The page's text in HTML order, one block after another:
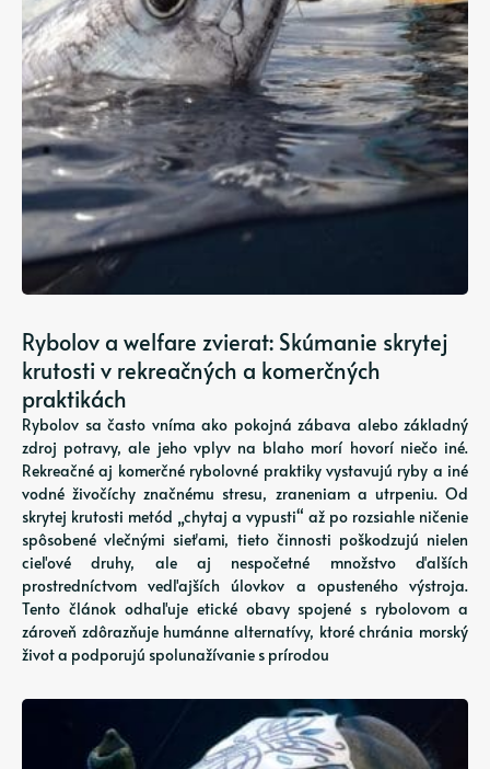
Rybolov a welfare zvierat: Skúmanie skrytej
krutosti v rekreačných a komerčných
praktikách
Rybolov sa často vníma ako pokojná zábava alebo základný
zdroj potravy, ale jeho vplyv na blaho morí hovorí niečo iné.
Rekreačné aj komerčné rybolovné praktiky vystavujú ryby a iné
vodné živočíchy značnému stresu, zraneniam a utrpeniu. Od
skrytej krutosti metód „chytaj a vypusti“ až po rozsiahle ničenie
spôsobené vlečnými sieťami, tieto činnosti poškodzujú nielen
cieľové druhy, ale aj nespočetné množstvo ďalších
prostredníctvom vedľajších úlovkov a opusteného výstroja.
Tento článok odhaľuje etické obavy spojené s rybolovom a
zároveň zdôrazňuje humánne alternatívy, ktoré chránia morský
život a podporujú spolunažívanie s prírodou